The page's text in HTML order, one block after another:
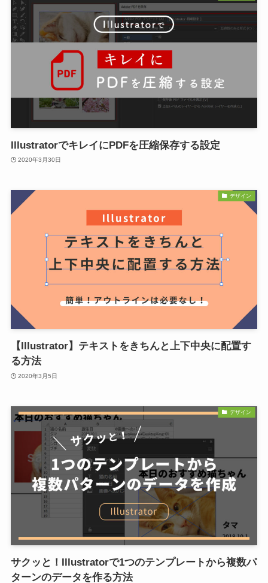
IllustratorでキレイにPDFを圧縮保存する設定
2020年3月30日
デザイン
【Illustrator】テキストをきちんと上下中央に配置す
る方法
2020年3月5日
デザイン
サクッと！Illustratorで1つのテンプレートから複数パ
ターンのデータを作る方法